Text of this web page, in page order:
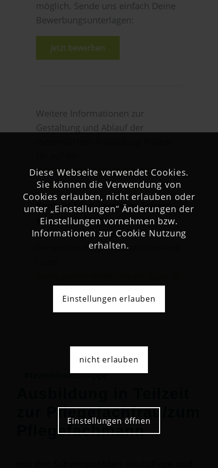
möglich. Sende uns einfach Deine
Bewerbungsunterlagen:
Jetzt bewerben
Weitere Informationen zur
Gestaltung und Ablauf der
Internetseite der Schulen für
Pflegeberufe Herford-Lippe GmbH.
Kontakt für allgemeine Fragen
und alle Infos rund um den
Bewerbungsprozess
Personalmanagement am Klinikum
#teamklinikumlippe
zur Pflegefachfrau/zum
Pflegefachmann
Diese Webseite verwendet Cookies.
Sie können die Verwendung von
Cookies erlauben, nicht erlauben oder
unter „Einstellungen“ Änderungen der
Einstellungen vornehmen bzw.
Informationen zur Cookie Nutzung
erhalten.
Einstellungen erlauben
nicht erlauben
Einstellungen öffnen